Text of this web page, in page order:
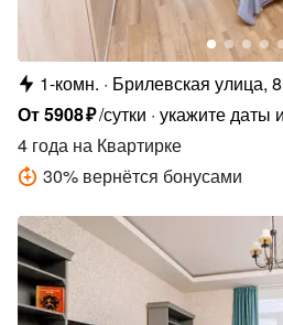
1-комн.
Брилевская улица,
От5908₽/сутки укажите даты
4 года на Квартирке
30% вернётся бонусами